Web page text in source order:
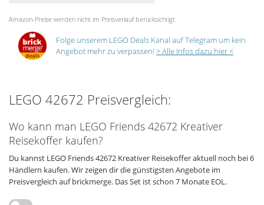
Amazon-Preise werden nicht im Preisverlauf berücksichtigt.
Folge unserem LEGO Deals Kanal auf Telegram um kein
Angebot mehr zu verpassen! > Alle Infos dazu hier <
LEGO 42672 Preisvergleich:
Wo kann man LEGO Friends 42672 Kreativer
Reisekoffer kaufen?
Du kannst LEGO Friends 42672 Kreativer Reisekoffer aktuell noch bei 6
Händlern kaufen. Wir zeigen dir die günstigsten Angebote im
Preisvergleich auf brickmerge. Das Set ist schon 7 Monate EOL.